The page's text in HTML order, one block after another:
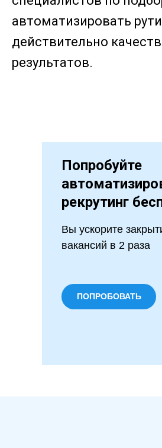
автоматизировать
действительно
результатов.
Попробуйте
рекрутинг
Вы ускорите
вакансий в 2 раза
ПОПРОБОВАТЬ